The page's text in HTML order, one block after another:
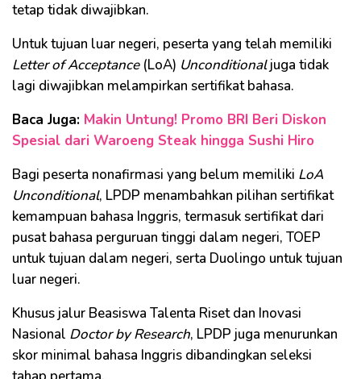
tetap tidak diwajibkan.
Untuk tujuan luar negeri, peserta yang telah memiliki
Letter of Acceptance(LoA) Unconditionaljuga tidak
lagi diwajibkan melampirkan sertifikat bahasa.
Baca Juga: Makin Untung! Promo BRI Beri Diskon
Spesial dari Waroeng Steak hingga Sushi Hiro
Bagi peserta nonafirmasi yang belum memiliki LoA
Unconditional, LPDP menambahkan pilihan sertifikat
kemampuan bahasa Inggris, termasuk sertifikat dari
pusat bahasa perguruan tinggi dalam negeri, TOEP
untuk tujuan dalam negeri, serta Duolingo untuk tujuan
luar negeri.
Khusus jalur Beasiswa Talenta Riset dan Inovasi
Nasional Doctor by Research, LPDP juga menurunkan
skor minimal bahasa Inggris dibandingkan seleksi